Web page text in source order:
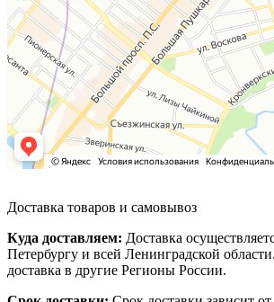
Доставка товаров и самовывоз
Куда доставляем: Доставка
Петербургу и всей Ленинградской
доставка в другие Регионы России.